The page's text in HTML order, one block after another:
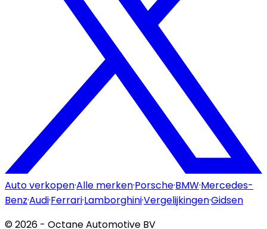
Auto verkopen·Alle merken·Porsche·BMW·Mercedes-
Benz·Audi·Ferrari·Lamborghini·Vergelijkingen·Gidsen
©2026 - Octane Automotive BV